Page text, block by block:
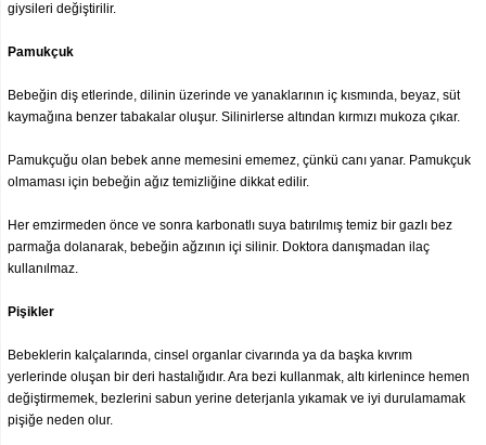
giysileri değiştirilir.
Pamukçuk
Bebeğin diş etlerinde, dilinin üzerinde ve yanaklarının iç kısmında, beyaz, süt
kaymağına benzer tabakalar oluşur. Silinirlerse altından kırmızı mukoza çıkar.
Pamukçuğu olan bebek anne memesini ememez, çünkü canı yanar. Pamukçuk
olmaması için bebeğin ağız temizliğine dikkat edilir.
Her emzirmeden önce ve sonra karbonatlı suya batırılmış temiz bir gazlı bez
parmağa dolanarak, bebeğin ağzının içi silinir. Doktora danışmadan ilaç
kullanılmaz.
Pişikler
Bebeklerin kalçalarında, cinsel organlar civarında ya da başka kıvrım
yerlerinde oluşan bir deri hastalığıdır. Ara bezi kullanmak, altı kirlenince hemen
değiştirmemek, bezlerini sabun yerine deterjanla yıkamak ve iyi durulamamak
pişiğe neden olur.